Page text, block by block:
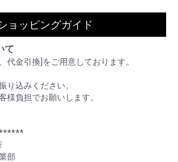
ョッピングガイド
て
代金引換]をご用意しております。
り込みください。
様負担でお願いします。
部